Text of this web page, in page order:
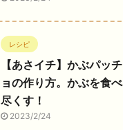
レシピ
【あさイチ】かぶパッチ
ョの作り方。かぶを食べ
尽くす！
2023/2/24